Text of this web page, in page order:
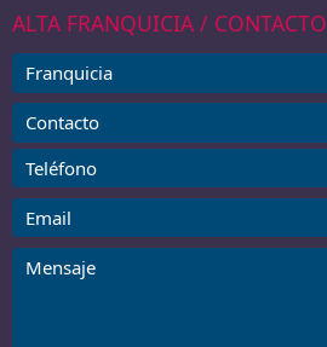
ALTA FRANQUICIA / CONTACTO